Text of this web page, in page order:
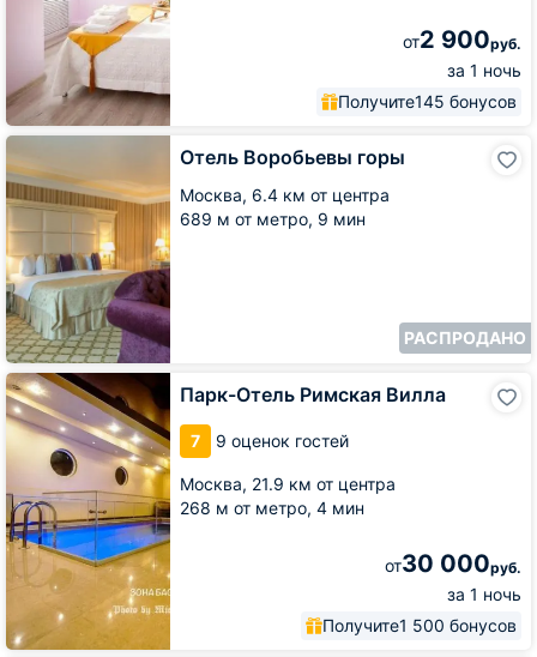
от2 900руб.
за 1 ночь
Получите145 бонусов
Отель Воробьевы горы
Москва, 6.4 км от центра
689 м от метро, 9 мин
РАСПРОДАНО
Отель
Воробьевы
горы
Парк-Отель Римская Вилла
7 9 оценок гостей
Москва, 21.9 км от центра
268 м от метро, 4 мин
от30 000руб.
за 1 ночь
Получите1 500 бонусов
Парк-
Отель
Римская